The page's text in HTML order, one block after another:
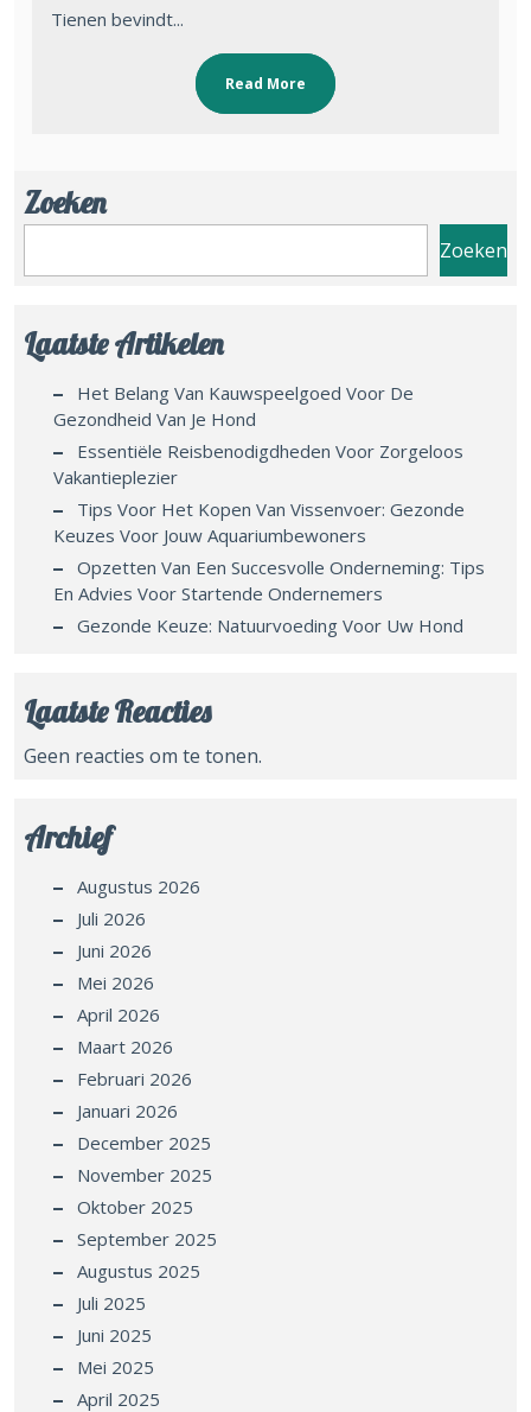
Tienen bevindt...
Read More
Zoeken
Zoeken
Laatste Artikelen
Het Belang Van Kauwspeelgoed Voor De
Gezondheid Van Je Hond
Essentiële Reisbenodigdheden Voor Zorgeloos
Vakantieplezier
Tips Voor Het Kopen Van Vissenvoer: Gezonde
Keuzes Voor Jouw Aquariumbewoners
Opzetten Van Een Succesvolle Onderneming: Tips
En Advies Voor Startende Ondernemers
Gezonde Keuze: Natuurvoeding Voor Uw Hond
Laatste Reacties
Geen reacties om te tonen.
Archief
Augustus 2026
Juli 2026
Juni 2026
Mei 2026
April 2026
Maart 2026
Februari 2026
Januari 2026
December 2025
November 2025
Oktober 2025
September 2025
Augustus 2025
Juli 2025
Juni 2025
Mei 2025
April 2025